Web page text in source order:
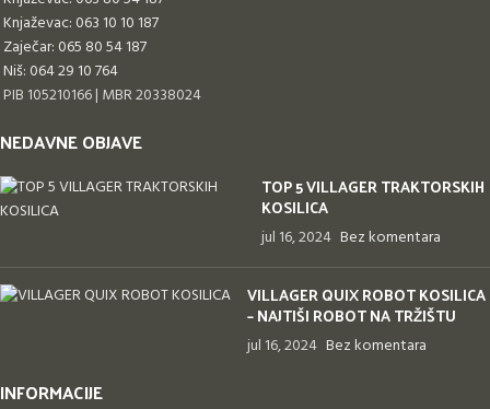
Knjaževac: 063 10 10 187
Zaječar: 065 80 54 187
Niš: 064 29 10 764
PIB 105210166 | MBR 20338024
NEDAVNE OBJAVE
TOP 5 VILLAGER TRAKTORSKIH
KOSILICA
jul 16, 2024 Bez komentara
VILLAGER QUIX ROBOT KOSILICA
– NAJTIŠI ROBOT NA TRŽIŠTU
jul 16, 2024 Bez komentara
INFORMACIJE